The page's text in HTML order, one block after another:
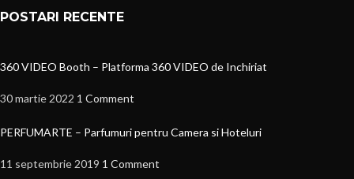
POSTARI RECENTE
360 VIDEO Booth – Platforma 360 VIDEO de Inchiriat
30 martie 2022 1 Comment
PERFUMARTE – Parfumuri pentru Camera si Hoteluri
11 septembrie 2019 1 Comment